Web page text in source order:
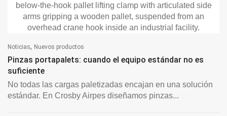
Noticias, Nuevos productos
Pinzas portapalets: cuando el equipo estándar no es
suficiente
No todas las cargas paletizadas encajan en una solución
estándar. En Crosby Airpes diseñamos pinzas...